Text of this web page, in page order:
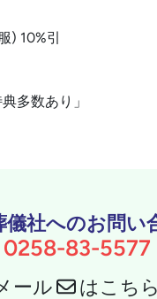
) 10%引
多数あり」
儀社へのお問い
0258-83-5577
ール はこちら